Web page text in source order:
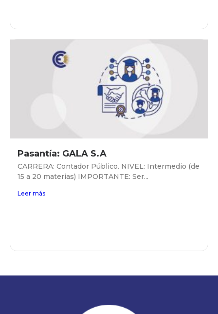
Pasantía: GALA S.A
CARRERA: Contador Público. NIVEL: Intermedio (de
15 a 20 materias) IMPORTANTE: Ser...
Leer más